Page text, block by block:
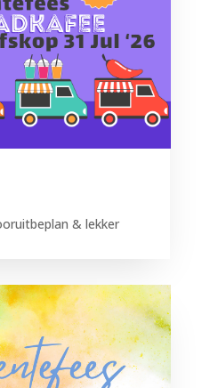
& lekker